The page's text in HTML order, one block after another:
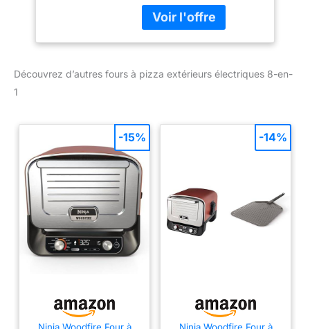
Fumoir, Déshydratation,
et Maintien au Chaud.
D'ARTISAN: pizzas en
New York, Deep Pan,
calzone et réglages
perso. Inclut une pierre à
pizza. (*N'inclut pas de
temps de préchauffage,
cuite à 370°C) CHALEUR
ÉLEVÉE 370°C: inspiré
par les four en briques,
Peut contenir jusqu'à 5
kg de bœuf, 2 carrés de
Découvrez d’autres fours à pizza extérieurs électriques 8-en-
1
-15% -14%